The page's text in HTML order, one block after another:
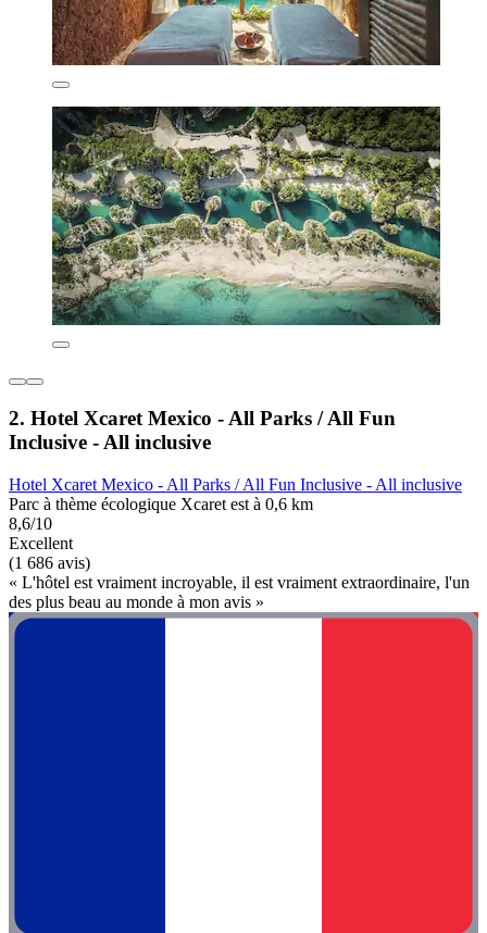
2. Hotel Xcaret Mexico - All Parks / All Fun
Inclusive - All inclusive
Hotel Xcaret Mexico - All Parks / All Fun Inclusive - All inclusive
Parc à thème écologique Xcaret est à 0,6 km
8,6/10
Excellent
(1 686 avis)
« L'hôtel est vraiment incroyable, il est vraiment extraordinaire, l'un
des plus beau au monde à mon avis »